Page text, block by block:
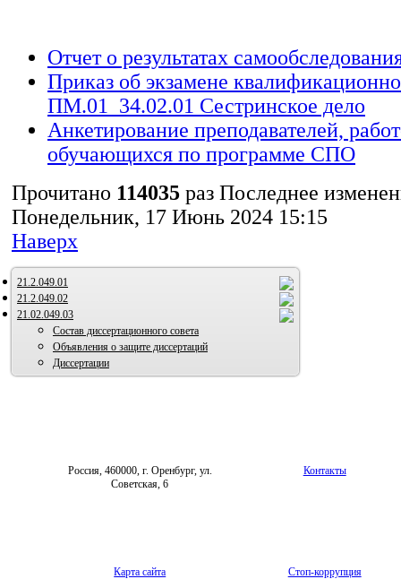
Отчет о результатах
Приказ об экзамене
ПМ.01_34.02.01 Сестринское дело
Анкетирование преподавателей,
обучающихся по программе СПО
Прочитано 114035 раз Последнее
Понедельник, 17 Июнь 2024 15:15
Наверх
21.2.049.01
21.2.049.02
21.02.049.03
Состав диссертационного совета
Объявления о защите диссертаций
Диссертации
Россия, 460000, г. Оренбург, ул.
Советская, 6
Контакты
Карта сайта Стоп-коррупция